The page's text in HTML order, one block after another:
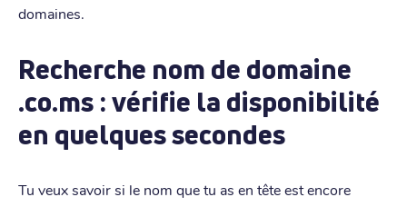
domaines.
Recherche nom de domaine
.co.ms : vérifie la disponibilité
en quelques secondes
Tu veux savoir si le nom que tu as en tête est encore